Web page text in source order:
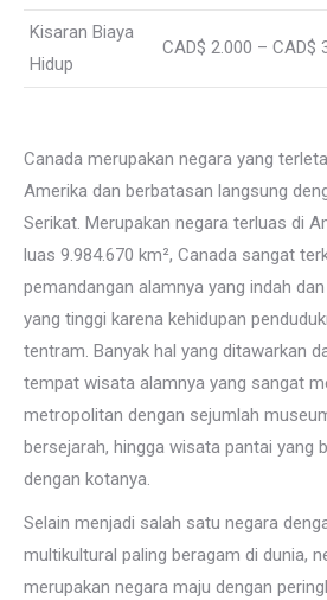
Kisaran Biaya
Hidup
CAD$ 2.000 – CAD$
Canada merupakan negara yang
Amerika dan berbatasan langsung
Serikat. Merupakan negara terluas di
luas 9.984.670 km², Canada sangat
pemandangan alamnya yang indah
yang tinggi karena kehidupan
tentram. Banyak hal yang ditawarkan
tempat wisata alamnya yang sangat
metropolitan dengan sejumlah
bersejarah, hingga wisata pantai yang
dengan kotanya.
Selain menjadi salah satu negara
multikultural paling beragam di dunia,
merupakan negara maju dengan